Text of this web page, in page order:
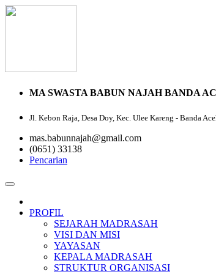
MA SWASTA BABUN NAJAH BANDA
Jl. Kebon Raja, Desa Doy, Kec. Ulee Kareng - Banda
mas.babunnajah@gmail.com
(0651) 33138
Pencarian
PROFIL
SEJARAH MADRASAH
VISI DAN MISI
YAYASAN
KEPALA MADRASAH
STRUKTUR ORGANISASI